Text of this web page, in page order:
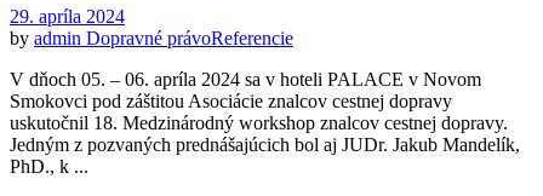
29. apríla 2024
by admin Dopravné právoReferencie
V dňoch 05. – 06. apríla 2024 sa v hoteli PALACE v Novom
Smokovci pod záštitou Asociácie znalcov cestnej dopravy
uskutočnil 18. Medzinárodný workshop znalcov cestnej dopravy.
Jedným z pozvaných prednášajúcich bol aj JUDr. Jakub Mandelík,
PhD., k ...